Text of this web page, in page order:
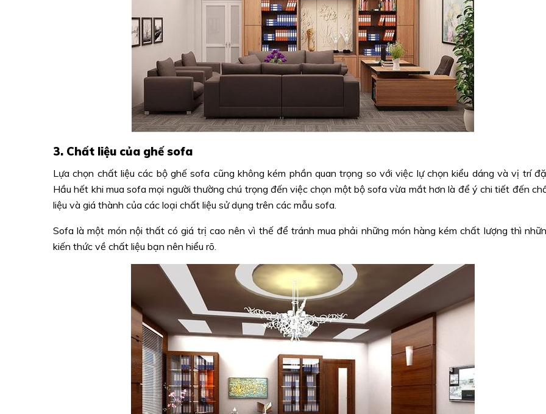
3. Chất liệu của ghế sofa
Lựa chọn chất liệu các bộ ghế sofa cũng không kém phần quan trọng so với việc lự chọn kiểu dáng và vị trí
Hầu hết khi mua sofa mọi người thường chú trọng đến việc chọn một bộ sofa vừa mắt hơn là để ý chi tiết đến
liệu và giá thành của các loại chất liệu sử dụng trên các mẫu sofa.
Sofa là một món nội thất có giá trị cao nên vì thế để tránh mua phải những món hàng kém chất lượng thì
kiến thức về chất liệu bạn nên hiểu rõ.